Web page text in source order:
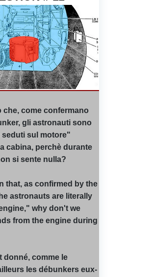
che, come confermano
gli astronauti sono
seduti sul motore"
cabina, perchè durante
si sente nulla?
that, as confirmed by the
astronauts are literally
why don't we
from the engine during
donné, comme le
les débunkers eux-